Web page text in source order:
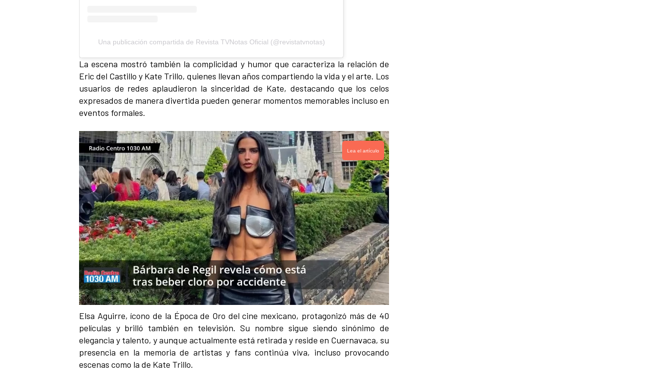
Una publicación compartida de Revista TVNotas Oficial (@revistatvnotas)
La escena mostró también la complicidad y humor que caracteriza la relación de
Eric del Castillo y Kate Trillo, quienes llevan años compartiendo la vida y el arte. Los
usuarios de redes aplaudieron la sinceridad de Kate, destacando que los celos
expresados de manera divertida pueden generar momentos memorables incluso en
eventos formales.
Lea el artículo
Elsa Aguirre, ícono de la Época de Oro del cine mexicano, protagonizó más de 40
películas y brilló también en televisión. Su nombre sigue siendo sinónimo de
elegancia y talento, y aunque actualmente está retirada y reside en Cuernavaca, su
presencia en la memoria de artistas y fans continúa viva, incluso provocando
escenas como la de Kate Trillo.